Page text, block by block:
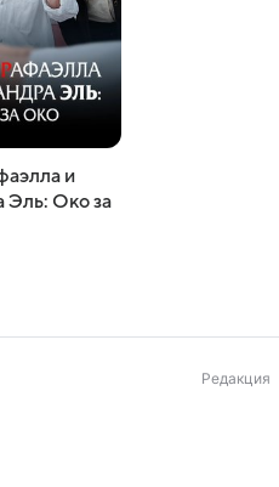
и
Эль: Око за
Редакция